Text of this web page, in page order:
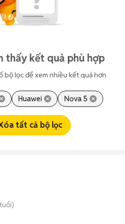
thấy kết quả phù hợp
bộ lọc để xem nhiều kết quả hơn
Huawei Nova 5
tất cả bộ lọc